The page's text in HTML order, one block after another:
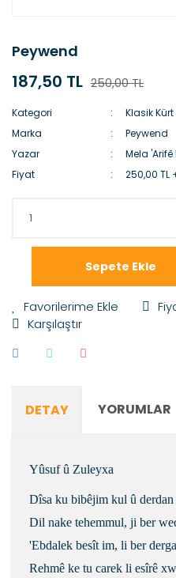
Peywend
187,50 TL 250,00 TL
Kategori
Klasik Kürt
Marka
Peywend
Yazar
Mela
Fiyat
250,00 TL
Sepete Ekle
Karşılaştır
DETAY YORUMLAR
Yûsuf û Zuleyxa
Dîsa ku bibêjim kul û derdan
Dil nake tehemmul, ji ber
'Ebdalek besît im, li ber
Rehmê ke tu carek li esîrê